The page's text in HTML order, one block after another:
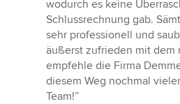
wodurch es keine
Schlussrechnung gab.
sehr professionell und
äußerst zufrieden mit dem
empfehle die Firma
diesem Weg nochmal
Team!”